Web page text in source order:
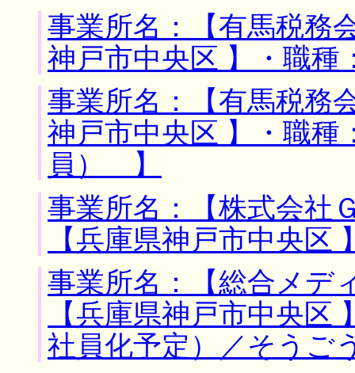
事業所名：【有馬税務
神戸市中央区 】・職
事業所名：【有馬税務
神戸市中央区 】・職種
員） 】
事業所名：【株式会社
【兵庫県神戸市中央
事業所名：【総合メ
【兵庫県神戸市中央区
社員化予定）／そうご